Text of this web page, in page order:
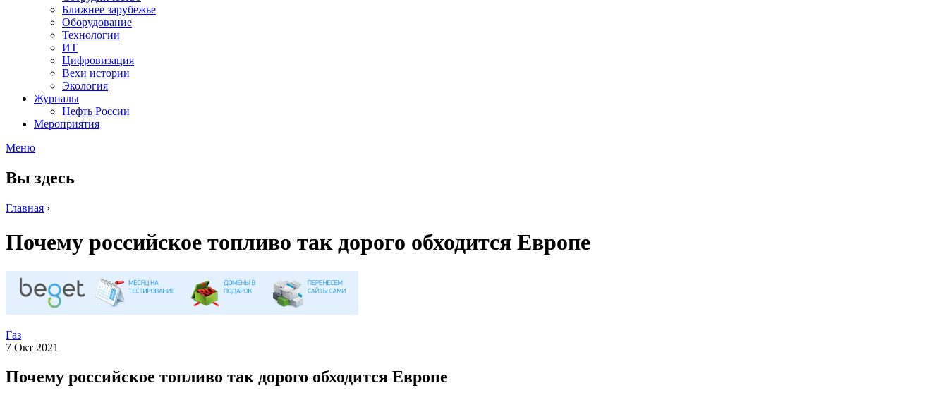
Ближнее зарубежье
Оборудование
Технологии
ИТ
Цифровизация
Вехи истории
Экология
Журналы
Нефть России
Мероприятия
Меню
Вы здесь
Главная ›
Почему российское топливо так дорого обходится Европе
Газ
7 Окт 2021
Почему российское топливо так дорого обходится Европе